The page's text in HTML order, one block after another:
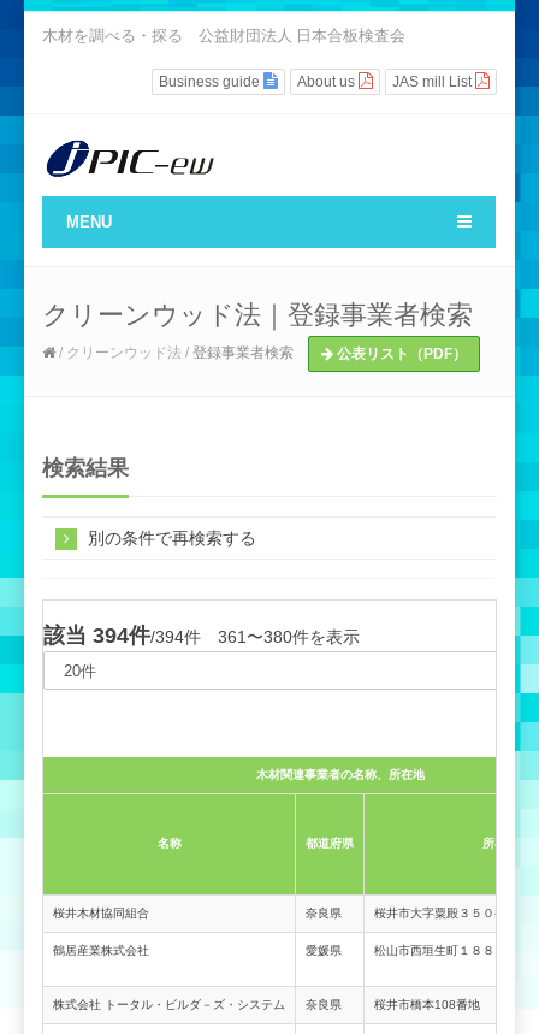
木材を調べる・探る 公益財団法人 日本合板検査会
Business guide About us JAS mill List
MENU
クリーンウッド法｜登録事業者検索
/ クリーンウッド法 / 登録事業者検索 公表リスト（PDF）
検索結果
別の条件で再検索する
該当 394件/394件 361〜380件を表示
木材関連事業者の名称、所在地
名称 都道府県 所在地
桜井木材協同組合 奈良県 桜井市大字粟殿３５０番地
鶴居産業株式会社 愛媛県 松山市西垣生町１８８５番地
株式会社 トータル・ビルダ－ズ・システム 奈良県 桜井市橋本108番地